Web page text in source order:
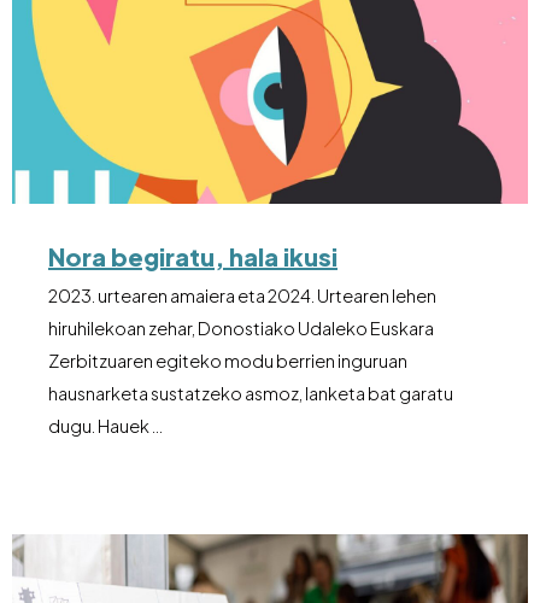
Nora begiratu, hala ikusi
2023. urtearen amaiera eta 2024. Urtearen lehen
hiruhilekoan zehar, Donostiako Udaleko Euskara
Zerbitzuaren egiteko modu berrien inguruan
hausnarketa sustatzeko asmoz, lanketa bat garatu
dugu. Hauek …